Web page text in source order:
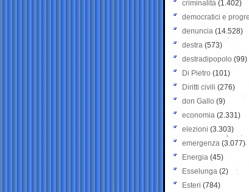
criminalità (1.402)
democratici e
denuncia (14.528)
destra (573)
destradipopolo (99)
Di Pietro (101)
Diritti civili (276)
don Gallo (9)
economia (2.331)
elezioni (3.303)
emergenza (3.077)
Energia (45)
Esselunga (2)
Esteri (784)